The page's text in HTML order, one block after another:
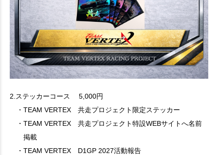
2.ステッカーコース 5,000円
・TEAM VERTEX 共走プロジェクト限定ステッカー
・TEAM VERTEX 共走プロジェクト特設WEBサイトへ名前
掲載
・TEAM VERTEX D1GP 2027活動報告